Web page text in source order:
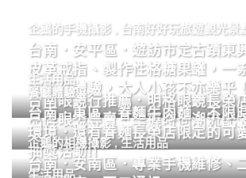
企鵝的手機攝影 台南好好玩旅遊觀光景
台南．安平區．遊訪市定古蹟東
皮革戒指、製作性格糖果罐，一
的手作體驗，大人小孩不亦樂乎
生活用品
台南眼鏡行推薦．明格眼鏡長榮
品牌眼鏡專賣．掌握時尚潮流配
餐廳體驗
台南．東區．眷麵牛肉麵．不限
環境．還有眷麵長榮店限定的可
抽獎活動!!
企鵝的相機攝影,生活用品
台南．安南區．專業手機維修、
生活用品